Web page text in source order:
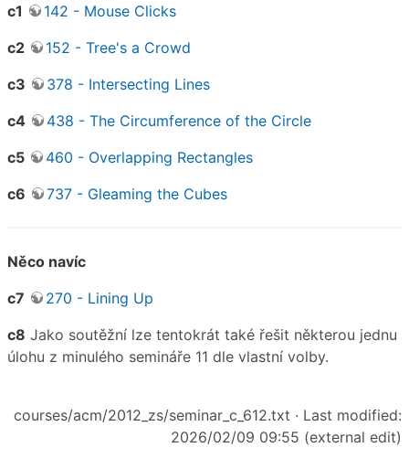
c1
142 - Mouse Clicks
c2
152 - Tree's a Crowd
c3
378 - Intersecting Lines
c4
438 - The Circumference of the Circle
c5
460 - Overlapping Rectangles
c6
737 - Gleaming the Cubes
Něco navíc
c7
270 - Lining Up
c8 Jako soutěžní lze tentokrát také řešit některou jednu
úlohu z minulého semináře 11 dle vlastní volby.
courses/acm/2012_zs/seminar_c_612.txt · Last modified:
2026/02/09 09:55 (external edit)